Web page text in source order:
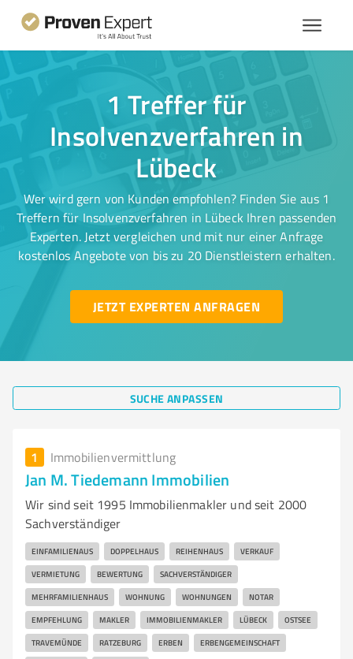
1 Treffer für
Insolvenzverfahren in
Lübeck
Wer wird gern von Kunden empfohlen? Finden Sie aus 1
Treffern für Insolvenzverfahren in Lübeck Ihren passenden
Experten. Jetzt vergleichen und mit nur einer Anfrage
kostenlos Angebote von bis zu 20 Dienstleistern erhalten.
JETZT EXPERTEN ANFRAGEN
SUCHE ANPASSEN
1 Immobilienvermittlung
Jan M. Tiedemann Immobilien
Wir sind seit 1995 Immobilienmakler und seit 2000
Sachverständiger
EINFAMILIENAUS DOPPELHAUS REIHENHAUS VERKAUF
VERMIETUNG BEWERTUNG SACHVERSTÄNDIGER
MEHRFAMILIENHAUS WOHNUNG WOHNUNGEN NOTAR
EMPFEHLUNG MAKLER IMMOBILIENMAKLER LÜBECK OSTSEE
TRAVEMÜNDE RATZEBURG ERBEN ERBENGEMEINSCHAFT